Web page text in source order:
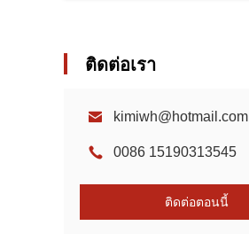
ติดต่อเรา
kimiwh@hotmail.com
0086 15190313545
ติดต่อตอนนี้